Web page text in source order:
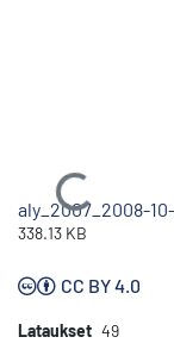
Ladataan...
aly_2007_2008-
338.13 KB
CC BY 4.0
Lataukset 49